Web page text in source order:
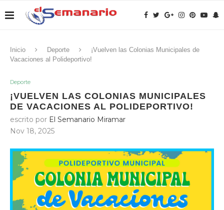
Inicio Deporte
¡Vuelven las Colonias Municipales de
Vacaciones al Polideportivo!
Deporte
¡VUELVEN LAS COLONIAS MUNICIPALES
DE VACACIONES AL POLIDEPORTIVO!
escrito por El Semanario Miramar
Nov 18, 2025